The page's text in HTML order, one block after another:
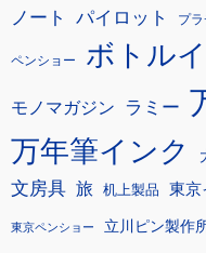
ノート パイロット プ
ペンショー ボトル
モノマガジン ラミー
万年筆インク
文房具 旅 机上製品 東京
東京ペンショー 立川ピン製作